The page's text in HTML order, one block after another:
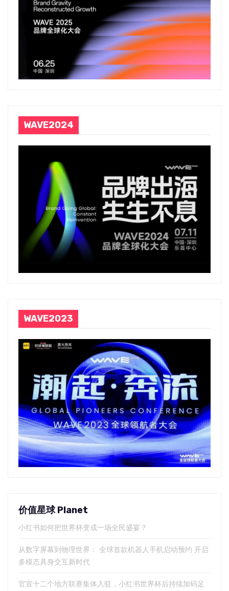
WAVE2024
WAVE2023
价值星球 Planet
小红书如何把世界杯变成一场全民盛宴？
从数字屏幕到物理世界： 全球首款机器人手机启动预约 开启
多模态具身交互新时代
官宣十二个地方联赛集体入驻，小红书世界杯后持续加码足